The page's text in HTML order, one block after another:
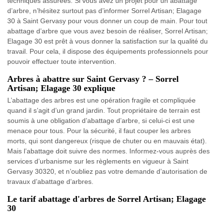
d’arbre, n’hésitez surtout pas d’informer Sorrel Artisan; Elagage
30 à Saint Gervasy pour vous donner un coup de main. Pour tout
abattage d’arbre que vous avez besoin de réaliser, Sorrel Artisan;
Elagage 30 est prêt à vous donner la satisfaction sur la qualité du
travail. Pour cela, il dispose des équipements professionnels pour
pouvoir effectuer toute intervention.
Arbres à abattre sur Saint Gervasy ? – Sorrel
Artisan; Elagage 30 explique
L’abattage des arbres est une opération fragile et compliquée
quand il s’agit d’un grand jardin. Tout propriétaire de terrain est
soumis à une obligation d’abattage d’arbre, si celui-ci est une
menace pour tous. Pour la sécurité, il faut couper les arbres
morts, qui sont dangereux (risque de chuter ou en mauvais état).
Mais l’abattage doit suivre des normes. Informez-vous auprès des
services d’urbanisme sur les règlements en vigueur à Saint
Gervasy 30320, et n’oubliez pas votre demande d’autorisation de
travaux d’abattage d’arbres.
Le tarif abattage d'arbres de Sorrel Artisan; Elagage
30